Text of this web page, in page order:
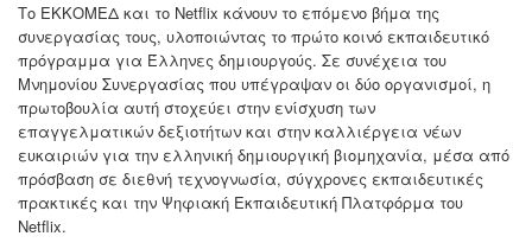
Το ΕΚΚΟΜΕΔ και το Netflix κάνουν το επόμενο βήμα της
συνεργασίας τους, υλοποιώντας το πρώτο κοινό εκπαιδευτικό
πρόγραμμα για Έλληνες δημιουργούς. Σε συνέχεια του
Μνημονίου Συνεργασίας που υπέγραψαν οι δύο οργανισμοί, η
πρωτοβουλία αυτή στοχεύει στην ενίσχυση των
επαγγελματικών δεξιοτήτων και στην καλλιέργεια νέων
ευκαιριών για την ελληνική δημιουργική βιομηχανία, μέσα από
πρόσβαση σε διεθνή τεχνογνωσία, σύγχρονες εκπαιδευτικές
πρακτικές και την Ψηφιακή Εκπαιδευτική Πλατφόρμα του
Netflix.